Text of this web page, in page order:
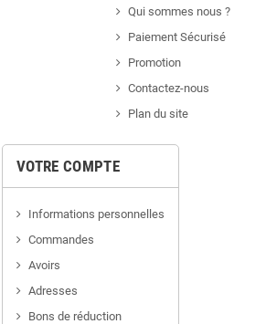
Qui sommes nous ?
Paiement Sécurisé
Promotion
Contactez-nous
Plan du site
VOTRE COMPTE
Informations personnelles
Commandes
Avoirs
Adresses
Bons de réduction